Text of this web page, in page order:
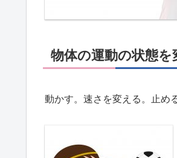
物体の運動の状態を
動かす。速さを変える。止め